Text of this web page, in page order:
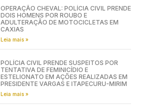
OPERAÇÃO CHEVAL: POLÍCIA CIVIL PRENDE
DOIS HOMENS POR ROUBO E
ADULTERAÇÃO DE MOTOCICLETAS EM
CAXIAS
Leia mais »
POLÍCIA CIVIL PRENDE SUSPEITOS POR
TENTATIVA DE FEMINICÍDIO E
ESTELIONATO EM AÇÕES REALIZADAS EM
PRESIDENTE VARGAS E ITAPECURU-MIRIM
Leia mais »